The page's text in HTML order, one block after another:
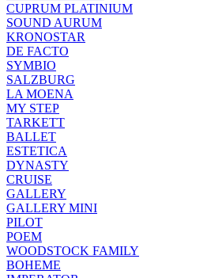
CUPRUM PLATINIUM
SOUND AURUM
KRONOSTAR
DE FACTO
SYMBIO
SALZBURG
LA MOENA
MY STEP
TARKETT
BALLET
ESTETICA
DYNASTY
CRUISE
GALLERY
GALLERY MINI
PILOT
POEM
WOODSTOCK FAMILY
BOHEME